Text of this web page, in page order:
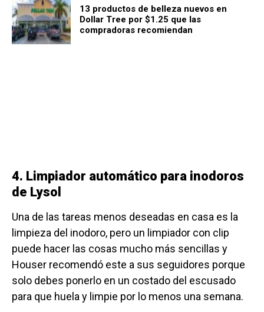
13 productos de belleza nuevos en
Dollar Tree por $1.25 que las
compradoras recomiendan
4. Limpiador automático para inodoros
de Lysol
Una de las tareas menos deseadas en casa es la
limpieza del inodoro, pero un limpiador con clip
puede hacer las cosas mucho más sencillas y
Houser recomendó este a sus seguidores porque
solo debes ponerlo en un costado del escusado
para que huela y limpie por lo menos una semana.